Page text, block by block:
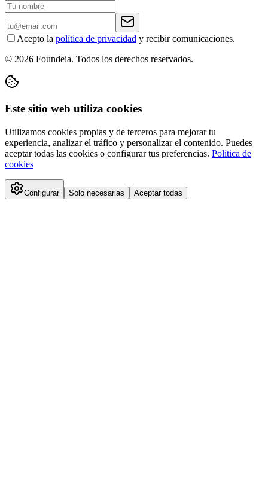
Acepto la política de privacidad y recibir comunicaciones.
© 2026 Foundeia. Todos los derechos reservados.
Este sitio web utiliza cookies
Utilizamos cookies propias y de terceros para mejorar tu
experiencia, analizar el tráfico y personalizar el contenido. Puedes
aceptar todas las cookies o configurar tus preferencias. Política de
cookies
Configurar Solo necesarias Aceptar todas